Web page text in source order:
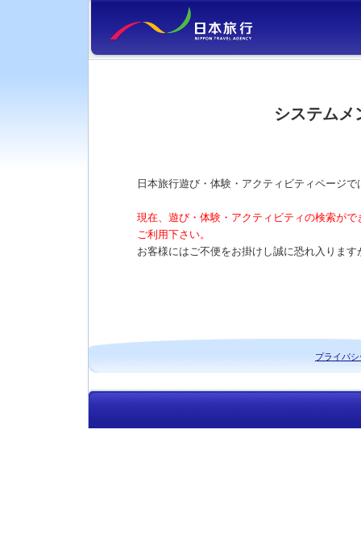
システムメ
日本旅行遊び・体験・アクティビティページ
現在、遊び・体験・アクティビティの検索が
ご利用下さい。
お客様にはご不便をお掛けし誠に恐れ入りま
プライバ